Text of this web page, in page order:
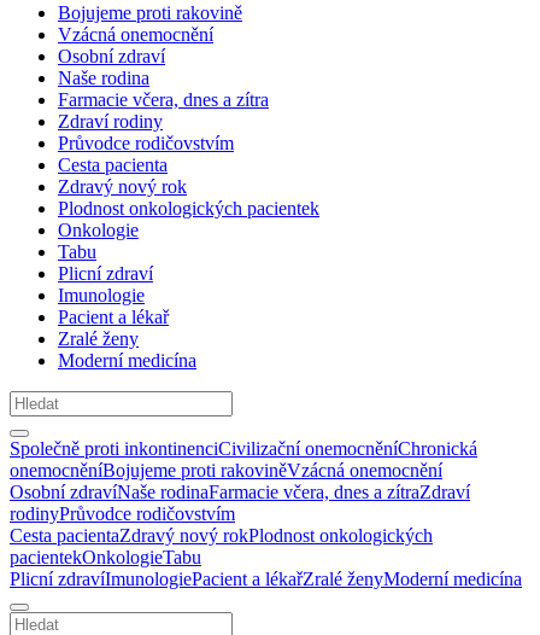
Bojujeme proti rakovině
Vzácná onemocnění
Osobní zdraví
Naše rodina
Farmacie včera, dnes a zítra
Zdraví rodiny
Průvodce rodičovstvím
Cesta pacienta
Zdravý nový rok
Plodnost onkologických pacientek
Onkologie
Tabu
Plicní zdraví
Imunologie
Pacient a lékař
Zralé ženy
Moderní medicína
Společně proti inkontinenciCivilizační onemocněníChronická
onemocněníBojujeme proti rakoviněVzácná onemocnění
Osobní zdravíNaše rodinaFarmacie včera, dnes a zítraZdraví
rodinyPrůvodce rodičovstvím
Cesta pacientaZdravý nový rokPlodnost onkologických
pacientekOnkologieTabu
Plicní zdravíImunologiePacient a lékařZralé ženyModerní medicína